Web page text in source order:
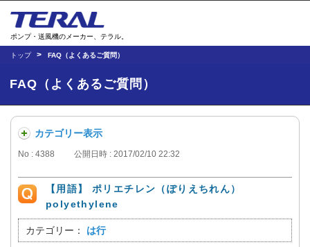
ポンプ・送風機のメーカー、テラル。
トップ FAQ（よくあるご質問）
FAQ（よくあるご質問）
カテゴリー表示
No : 4388 公開日時 : 2017/02/10 22:32
【用語】 ポリエチレン（ぽりえちれん）
polyethylene
カテゴリー： は行